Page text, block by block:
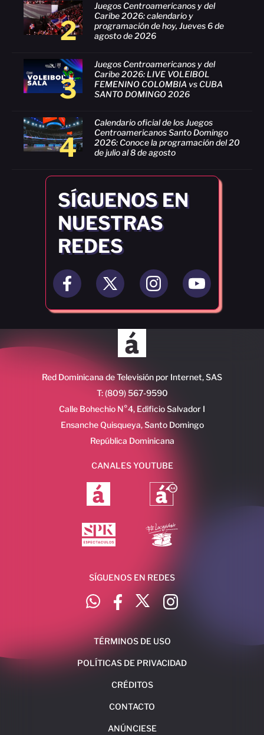
2
Juegos Centroamericanos y del
Caribe 2026: calendario y
programación de hoy, Jueves 6 de
agosto de 2026
3
Juegos Centroamericanos y del
Caribe 2026: LIVE VOLEIBOL
FEMENINO COLOMBIA vs CUBA
SANTO DOMINGO 2026
4
Calendario oficial de los Juegos
Centroamericanos Santo Domingo
2026: Conoce la programación del 20
de julio al 8 de agosto
SÍGUENOS EN
NUESTRAS
REDES
Red Dominicana de Televisión por Internet, SAS
T: (809) 567-9590
Calle Bohechio N°4, Edificio Salvador I
Ensanche Quisqueya, Santo Domingo
República Dominicana
CANALES YOUTUBE
SÍGUENOS EN REDES
TÉRMINOS DE USO
POLÍTICAS DE PRIVACIDAD
CRÉDITOS
CONTACTO
ANÚNCIESE